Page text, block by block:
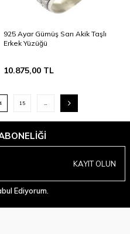
925 Ayar Gümüş Sarı Akik Taşlı
Erkek Yüzüğü
10.875,00 TL
15 …
KAYIT OLUN
Ediyorum.